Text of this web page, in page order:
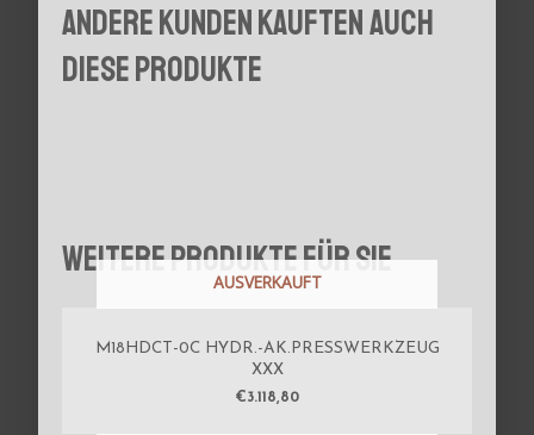
Andere Kunden kauften auch
diese Produkte
Weitere Produkte für Sie
AUSVERKAUFT
M18HDCT-0C HYDR.-AK.PRESSWERKZEUG
XXX
€3.118,80